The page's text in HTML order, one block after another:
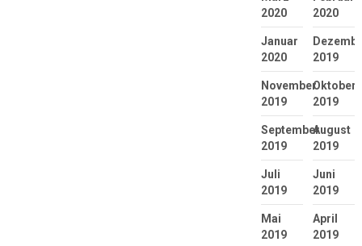
2020
2020
Januar
2020
2019
November
2019
Oktober
2019
September
2019
August
2019
Juli
2019
Juni
2019
Mai
2019
April
2019